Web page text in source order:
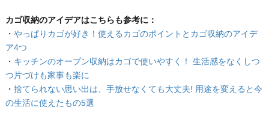
カゴ収納のアイデアはこちらも参考に：
・ やっぱりカゴが好き！使えるカゴのポイントとカゴ収納のアイデ
ア4つ
・ キッチンのオープン収納はカゴで使いやすく！ 生活感をなくしつ
つ片づけも家事も楽に
・ 捨てられない思い出は、手放せなくても大丈夫! 用途を変えると今
の生活に使えたもの5選